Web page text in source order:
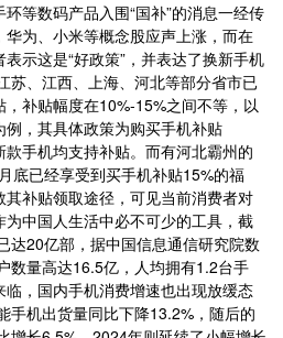
数码产品入围“国补”的消息一经传
为、小米等概念股应声上涨，而在
示这是“好政策”，并表达了换新手机
、江西、上海、河北等部分省市已
补贴幅度在10%-15%之间不等，以
，其具体政策为购买手机补贴
手机均支持补贴。而有河北霸州的
底已经享受到买手机补贴15%的福
补贴领取途径，可见当前消费者对
国人生活中必不可少的工具，截
达20亿部，据中国信息通信研究院数
数量高达16.5亿，人均拥有1.2台手
，国内手机消费增速也出现放缓态
手机出货量同比下降13.2%，随后的